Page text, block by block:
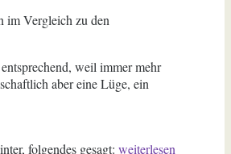
im Vergleich zu den
weil immer mehr
aber eine Lüge, ein
folgendes gesagt: „Wieder
weiterlesen